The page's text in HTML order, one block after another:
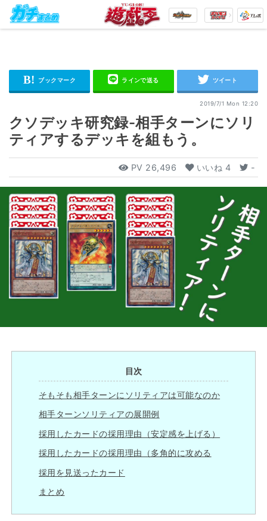
2019/7/1 Mon 12:20
クソデッキ研究録-相手ターンにソリ
ティアするデッキを組もう。
PV 26,496 いいね 4 -
目次
そもそも相手ターンにソリティアは可能なのか
相手ターンソリティアの展開例
採用したカードの採用理由（安定感を上げる）
採用したカードの採用理由（多角的に攻める
採用を見送ったカード
まとめ